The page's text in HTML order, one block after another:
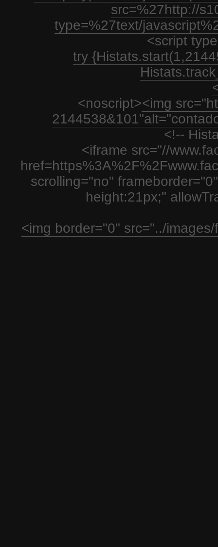
src=%27http://
type=%27text/
<script
try
<noscript><img
<!--
<iframe src="//
scrolling="no"
height:21px;"
<img border="0" src="../